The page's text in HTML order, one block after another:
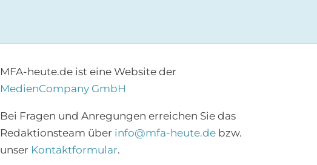
MFA-heute.de ist eine Website der
MedienCompany GmbH
Bei Fragen und Anregungen erreichen Sie das
Redaktionsteam über info@mfa-heute.debzw.
unser Kontaktformular.
Abonnieren Sie den